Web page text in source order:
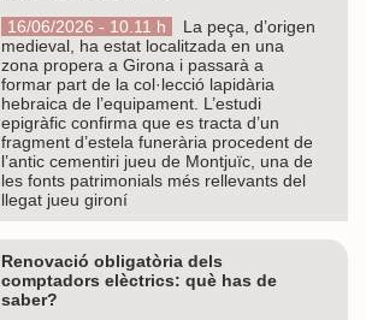
16/06/2026 - 10.11 h
La peça, d’origen
medieval, ha estat localitzada en una
zona propera a Girona i passarà a
formar part de la col·lecció lapidària
hebraica de l’equipament. L’estudi
epigràfic confirma que es tracta d’un
fragment d’estela funerària procedent de
l’antic cementiri jueu de Montjuïc, una de
les fonts patrimonials més rellevants del
llegat jueu gironí
Renovació obligatòria dels
comptadors elèctrics: què has de
saber?